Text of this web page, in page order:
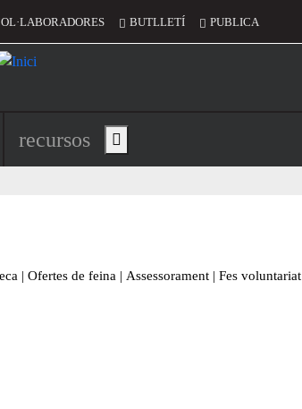
BUTLLETÍ PUBLICA
principal de l'encapçalament
recursos Show main menu
| Ofertes de feina | Assessorament | Fes voluntariat